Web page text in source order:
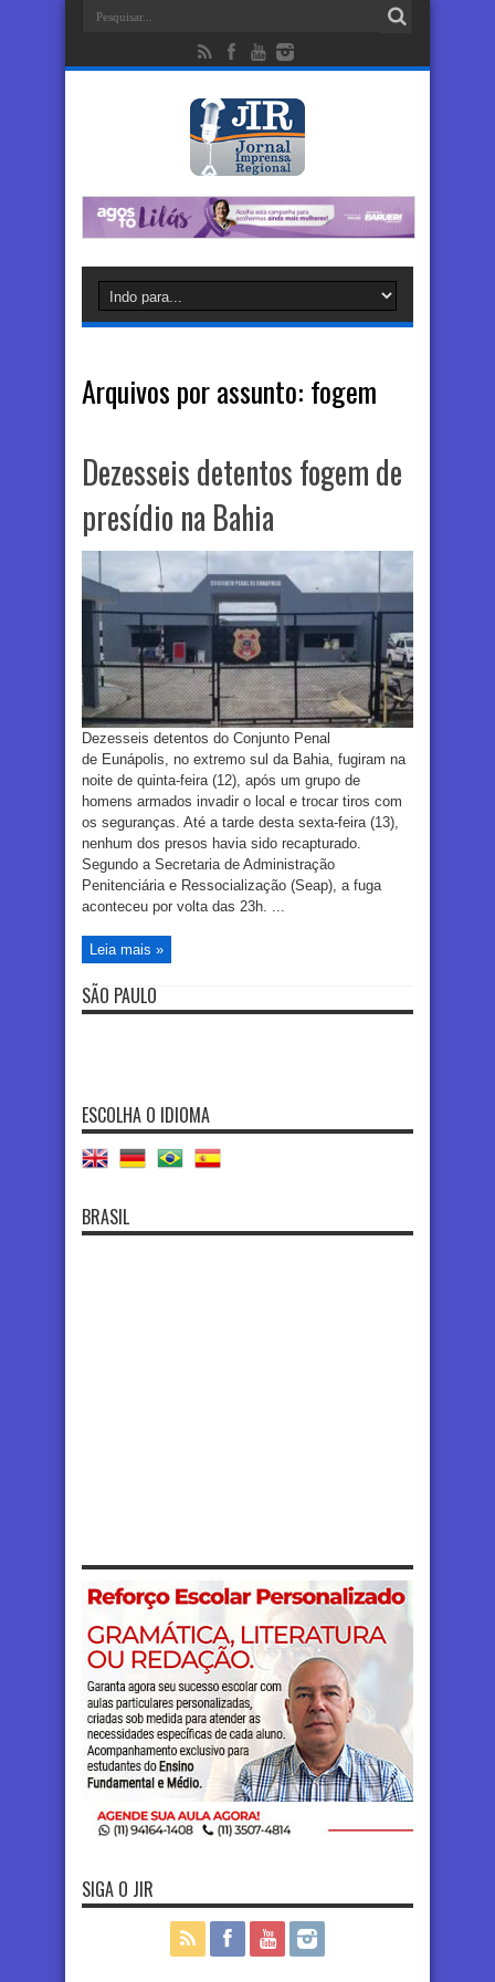
Arquivos por assunto: fogem
Dezesseis detentos fogem de
presídio na Bahia
Dezesseis detentos do Conjunto Penal
de Eunápolis, no extremo sul da Bahia, fugiram na
noite de quinta-feira (12), após um grupo de
homens armados invadir o local e trocar tiros com
os seguranças. Até a tarde desta sexta-feira (13),
nenhum dos presos havia sido recapturado.
Segundo a Secretaria de Administração
Penitenciária e Ressocialização (Seap), a fuga
aconteceu por volta das 23h. ...
Leia mais »
SÃO PAULO
ESCOLHA O IDIOMA
BRASIL
SIGA O JIR